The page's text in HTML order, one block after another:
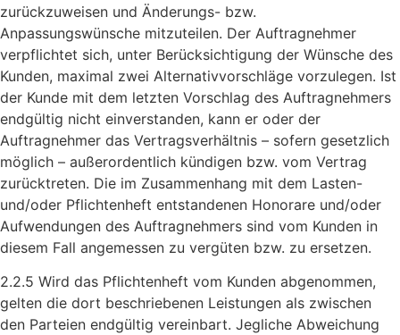
zurückzuweisen und Änderungs- bzw.
Anpassungswünsche mitzuteilen. Der Auftragnehmer
verpflichtet sich, unter Berücksichtigung der Wünsche des
Kunden, maximal zwei Alternativvorschläge vorzulegen. Ist
der Kunde mit dem letzten Vorschlag des Auftragnehmers
endgültig nicht einverstanden, kann er oder der
Auftragnehmer das Vertragsverhältnis – sofern gesetzlich
möglich – außerordentlich kündigen bzw. vom Vertrag
zurücktreten. Die im Zusammenhang mit dem Lasten-
und/oder Pflichtenheft entstandenen Honorare und/oder
Aufwendungen des Auftragnehmers sind vom Kunden in
diesem Fall angemessen zu vergüten bzw. zu ersetzen.
2.2.5 Wird das Pflichtenheft vom Kunden abgenommen,
gelten die dort beschriebenen Leistungen als zwischen
den Parteien endgültig vereinbart. Jegliche Abweichung